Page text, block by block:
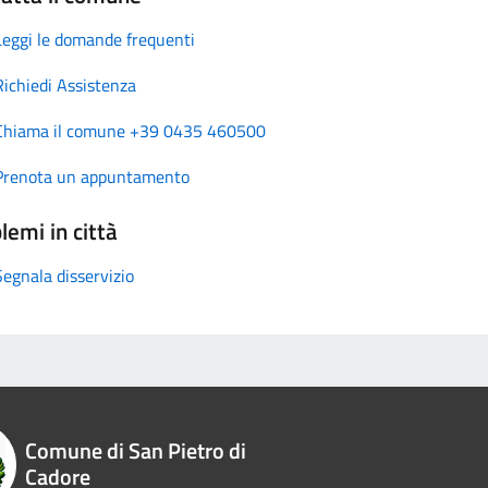
le domande frequenti
Assistenza
il comune +39 0435 460500
un appuntamento
in città
disservizio
Comune di San Pietro di
Cadore